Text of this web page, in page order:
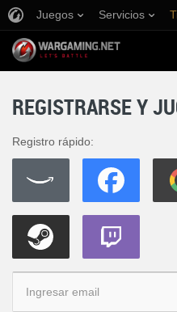
Juegos Servicios
REGISTRARSE Y
Registro rápido: